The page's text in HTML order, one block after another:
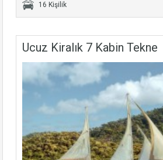
16 Kişilik
Ucuz Kiralık 7 Kabin Tekne